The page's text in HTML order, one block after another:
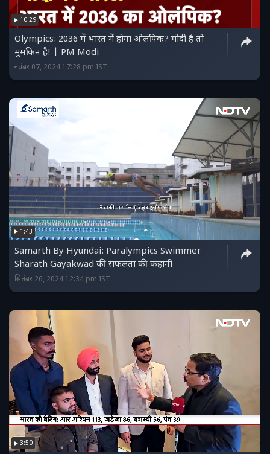
10:29
Olympics: 2036 में भारत में होगा ओलंपिक? मोदी है तो
मुमकिन है! | PM Modi
नवंबर 07, 2024 17:28 pm IST
1:43
Samarth By Hyundai: Paralympics Swimmer
Sharath Gayakwad की सफलता की कहानी
सितंबर 26, 2024 12:34 pm IST
3:50